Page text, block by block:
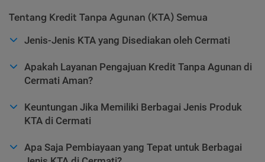
Tentang Kredit Tanpa Agunan (KTA) Semua
Jenis-Jenis KTA yang Disediakan oleh Cermati
Apakah Layanan Pengajuan Kredit Tanpa Agunan di
Cermati Aman?
Keuntungan Jika Memiliki Berbagai Jenis Produk
KTA di Cermati
Apa Saja Pembiayaan yang Tepat untuk Berbagai